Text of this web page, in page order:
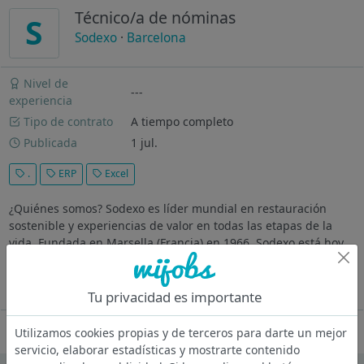
S Técnico/a de nóminas
Sodexo · Barcelona
Nivel de
experiencia
---
Tipo de contrato
A tiempo completo
Publicada
1 jul.
. ERP Excel
¿Quiénes somos? Sodexo es líder mundial en restauración
sostenible y experiencias de valor en todas las etapas de la
vida. Fundada en Marsella (Francia) en 1966, Sodexo está hoy
presente en 45 países y cuenta con 423.000 colaboradores que
Oferta desactivada
Tu privacidad es importante
Utilizamos cookies propias y de terceros para darte un mejor
servicio, elaborar estadísticas y mostrarte contenido